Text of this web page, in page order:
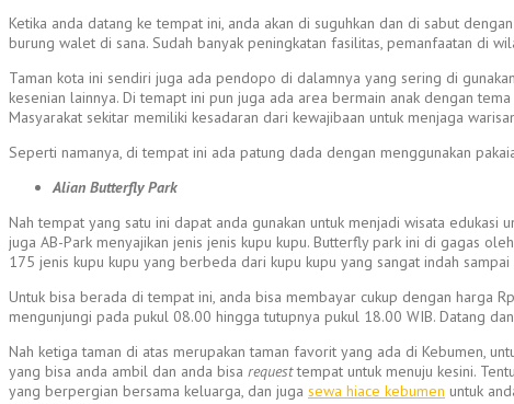
Ketika anda datang ke tempat ini, anda akan di suguhkan dan di sabut
burung walet di sana. Sudah banyak peningkatan fasilitas, pemanfaatan di
Taman kota ini sendiri juga ada pendopo di dalamnya yang sering di
kesenian lainnya. Di temapt ini pun juga ada area bermain anak dengan
Masyarakat sekitar memiliki kesadaran dari kewajibaan untuk menjaga
Seperti namanya, di tempat ini ada patung dada dengan menggunakan
Alian Butterfly Park
Nah tempat yang satu ini dapat anda gunakan untuk menjadi wisata edukasi
juga AB-Park menyajikan jenis jenis kupu kupu. Butterfly park ini di gagas
175 jenis kupu kupu yang berbeda dari kupu kupu yang sangat indah sampai
Untuk bisa berada di tempat ini, anda bisa membayar cukup dengan harga
mengunjungi pada pukul 08.00 hingga tutupnya pukul 18.00 WIB. Datang
Nah ketiga taman di atas merupakan taman favorit yang ada di Kebumen,
yang bisa anda ambil dan anda bisa requesttempat untuk menuju kesini.
yang berpergian bersama keluarga, dan juga sewa hiace kebumen untuk